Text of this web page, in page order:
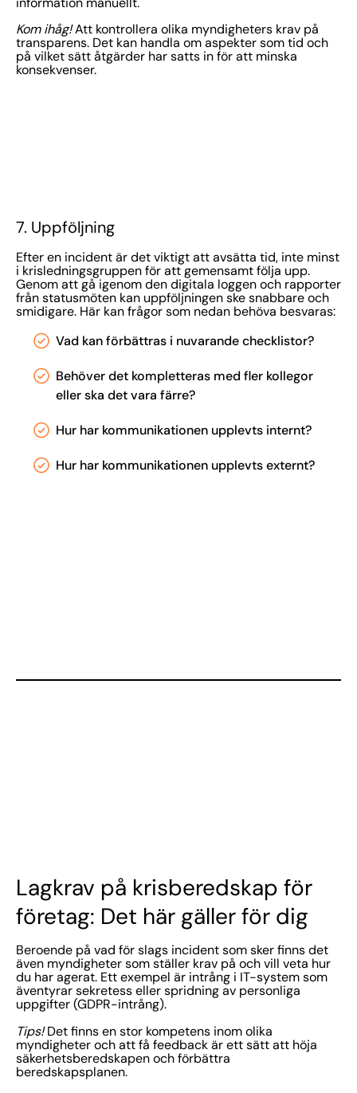
Kom ihåg!Att kontrollera olika myndigheters krav på
transparens. Det kan handla om aspekter som tid och
på vilket sätt åtgärder har satts in för att minska
konsekvenser.
7. Uppföljning
Efter en incident är det viktigt att avsätta tid, inte minst
i krisledningsgruppen för att gemensamt följa upp.
Genom att gå igenom den digitala loggen och rapporter
från statusmöten kan uppföljningen ske snabbare och
smidigare. Här kan frågor som nedan behöva besvaras:
Vad kan förbättras i nuvarande checklistor?
Behöver det kompletteras med fler kollegor
eller ska det vara färre?
Hur har kommunikationen upplevts internt?
Hur har kommunikationen upplevts externt?
Lagkrav på krisberedskap för
företag: Det här gäller för dig
Beroende på vad för slags incident som sker finns det
även myndigheter som ställer krav på och vill veta hur
du har agerat. Ett exempel är intrång i IT-system som
äventyrar sekretess eller spridning av personliga
uppgifter (GDPR-intrång).
Tips!Det finns en stor kompetens inom olika
myndigheter och att få feedback är ett sätt att höja
säkerhetsberedskapen och förbättra
beredskapsplanen.